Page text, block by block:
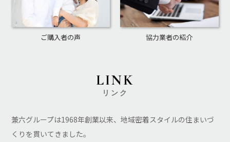
ご購入者の声 協力業者の紹介
LINK
リンク
兼六グループは1968年創業以来、地域密着スタイルの住まいづ
くりを貫いてきました。